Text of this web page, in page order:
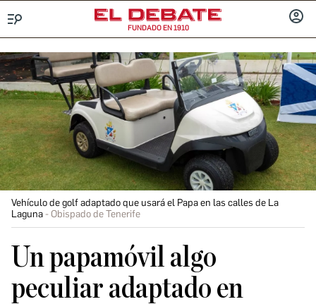
FUNDADO EN 1910
Vehículo de golf adaptado que usará el Papa en las calles de La
Laguna
Obispado de Tenerife
Un papamóvil algo
peculiar adaptado en